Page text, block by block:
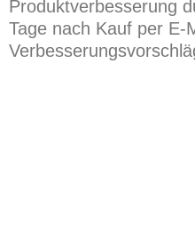
Produktverbesserung
Tage nach Kauf per E-